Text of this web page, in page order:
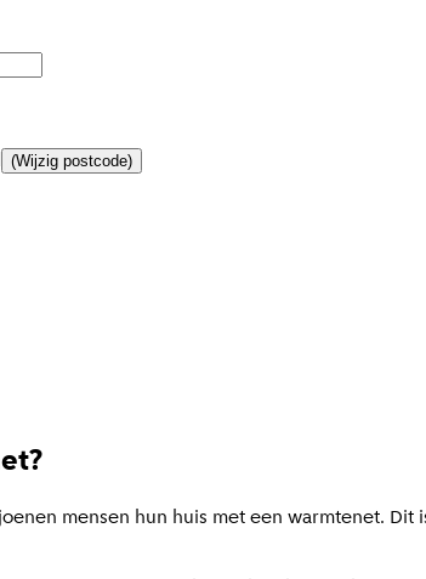
(Wijzig postcode)
mensen hun huis met een warmtenet.